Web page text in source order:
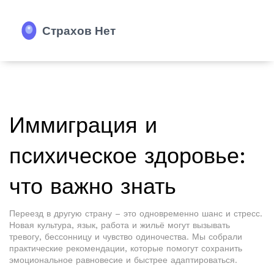
Иммиграция и
психическое здоровье:
что важно знать
Переезд в другую страну – это одновременно шанс и стресс.
Новая культура, язык, работа и жильё могут вызывать
тревогу, бессонницу и чувство одиночества. Мы собрали
практические рекомендации, которые помогут сохранить
эмоциональное равновесие и быстрее адаптироваться.